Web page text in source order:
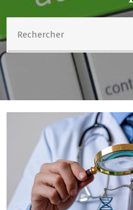
Rechercher